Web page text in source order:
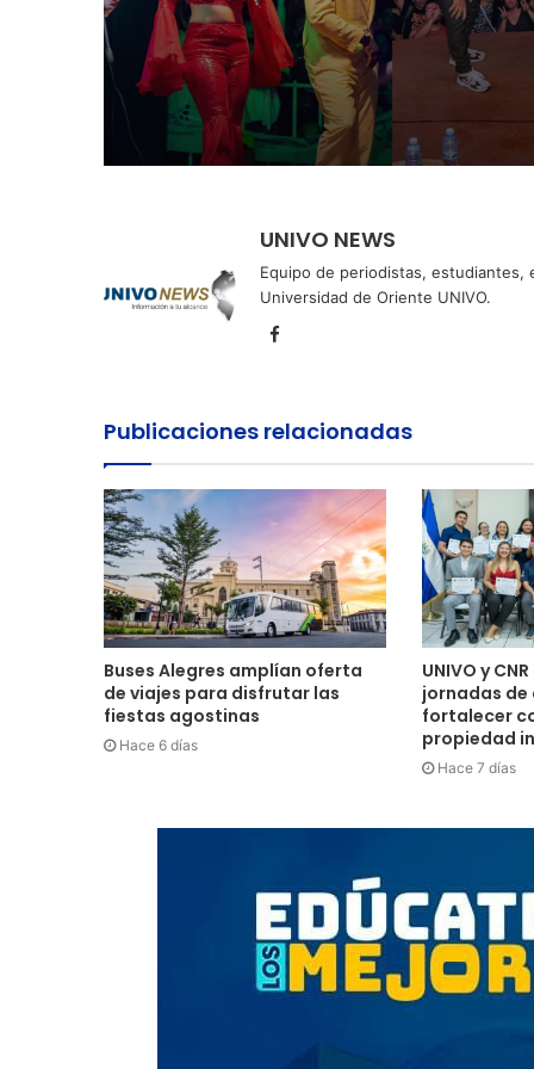
Perquín vivió su
Invierno
semana agostina
UNIVO NEWS
Equipo de periodistas, estudiantes,
Universidad de Oriente UNIVO.
Facebook
Publicaciones relacionadas
Buses Alegres amplían oferta
de viajes para disfrutar las
fiestas agostinas
Hace 6 días
UNIVO y
jornadas
fortalecer
propiedad
Hace 7 días